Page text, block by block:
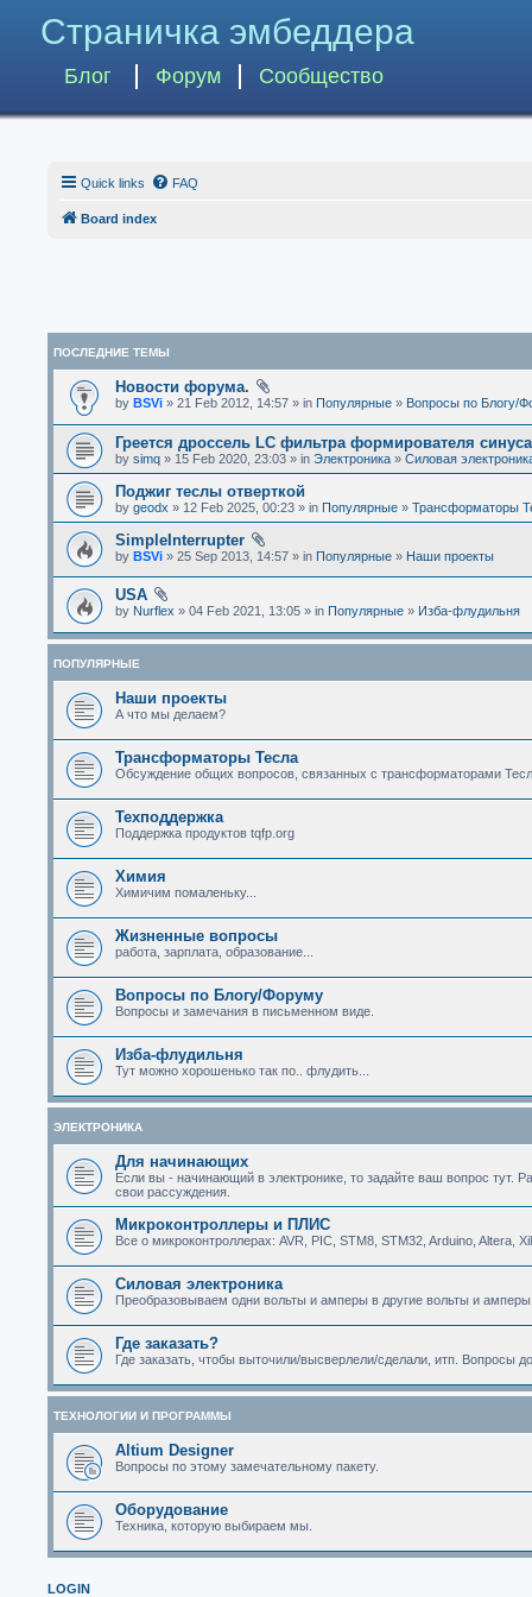
Страничка эмбеддера
Блог Форум Сообщество
Quick links FAQ
Board index
ПОСЛЕДНИЕ ТЕМЫ
Новости форума.
by BSVi » 21 Feb 2012, 14:57 » in Популярные » Вопросы по Блогу/
Греется дроссель LC фильтра формирователя
by simq » 15 Feb 2020, 23:03 » in Электроника » Силовая
Поджиг теслы отверткой
by geodx » 12 Feb 2025, 00:23 » in Популярные » Трансформаторы
SimpleInterrupter
by BSVi » 25 Sep 2013, 14:57 » in Популярные » Наши проекты
USA
by Nurflex » 04 Feb 2021, 13:05 » in Популярные » Изба-флудильня
ПОПУЛЯРНЫЕ
Наши проекты
А что мы делаем?
Трансформаторы Тесла
Обсуждение общих вопросов, связанных с трансформаторами
Техподдержка
Поддержка продуктов tqfp.org
Химия
Химичим помаленьку...
Жизненные вопросы
работа, зарплата, образование...
Вопросы по Блогу/Форуму
Вопросы и замечания в письменном виде.
Изба-флудильня
Тут можно хорошенько так по.. флудить...
ЭЛЕКТРОНИКА
Для начинающих
Если вы - начинающий в электронике, то задайте ваш вопрос тут.
свои рассуждения.
Микроконтроллеры и ПЛИС
Все о микроконтроллерах: AVR, PIC, STM8, STM32, Arduino, Altera,
Силовая электроника
Преобразовываем одни вольты и амперы в другие вольты и амперы.
Где заказать?
Где заказать, чтобы выточили/высверлели/сделали, итп. Вопросы
ТЕХНОЛОГИИ И ПРОГРАММЫ
Altium Designer
Вопросы по этому замечательному пакету.
Оборудование
Техника, которую выбираем мы.
LOGIN